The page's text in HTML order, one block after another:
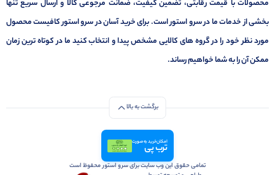
محصولات با قیمت رقابتی، تضمین کیفیت، ضمانت مرجوعی کالا و ارسال سریع تنها
بخشی از خدمات ما در سرو استور است. برای خرید آسان در سرو استور کافیست محصول
مورد نظر خود را در گروه های کالایی مشخص پیدا و انتخاب کنید ما در کوتاه ترین زمان
ممکن آن را به شما خواهیم رساند.
برگشت به بالا
امکان خرید به صورت
ترب پی
تمامی حقوق این وب سایت برای سرو استور محفوظ است